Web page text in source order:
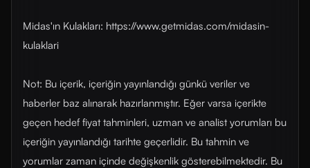
Midas'ın Kulakları: https://www.getmidas.com/midasin-
kulaklari
Not: Bu içerik, içeriğin yayınlandığı günkü veriler ve
haberler baz alınarak hazırlanmıştır. Eğer varsa içerikte
geçen hedef fiyat tahminleri, uzman ve analist yorumları bu
içeriğin yayınlandığı tarihte geçerlidir. Bu tahmin ve
yorumlar zaman içinde değişkenlik gösterebilmektedir. Bu